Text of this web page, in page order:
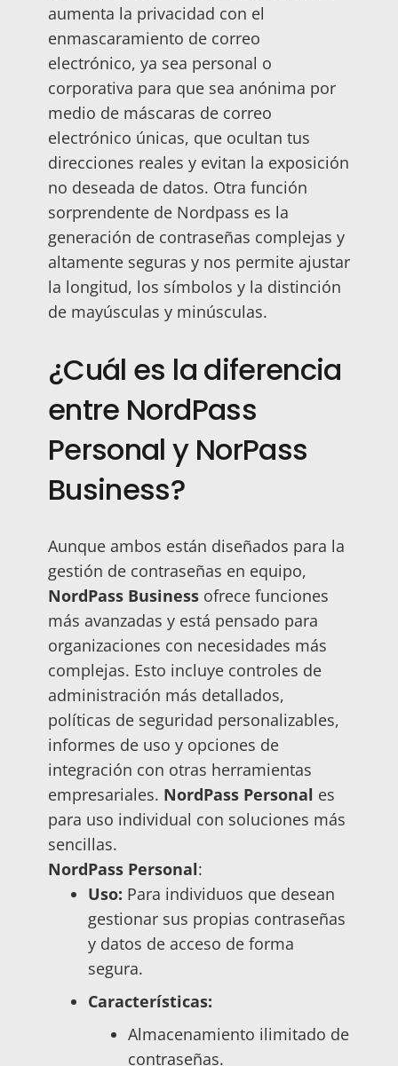
aumenta la privacidad con el
enmascaramiento de correo
electrónico, ya sea personal o
corporativa para que sea anónima por
medio de máscaras de correo
electrónico únicas, que ocultan tus
direcciones reales y evitan la exposición
no deseada de datos. Otra función
sorprendente de Nordpass es la
generación de contraseñas complejas y
altamente seguras y nos permite ajustar
la longitud, los símbolos y la distinción
de mayúsculas y minúsculas.
¿Cuál es la diferencia
entre NordPass
Personal y NorPass
Business?
Aunque ambos están diseñados para la
gestión de contraseñas en equipo,
NordPass Business ofrece funciones
más avanzadas y está pensado para
organizaciones con necesidades más
complejas. Esto incluye controles de
administración más detallados,
políticas de seguridad personalizables,
informes de uso y opciones de
integración con otras herramientas
empresariales. NordPass Personal es
para uso individual con soluciones más
sencillas.
NordPass Personal:
Uso: Para individuos que desean
gestionar sus propias contraseñas
y datos de acceso de forma
segura.
Características:
Almacenamiento ilimitado de
contraseñas.